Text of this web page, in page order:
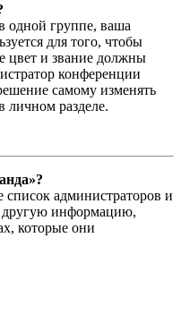
одной группе, ваша
для того, чтобы
цвет и звание должны
конференции
самому изменять
разделе.
список администраторов и
другую информацию,
которые они